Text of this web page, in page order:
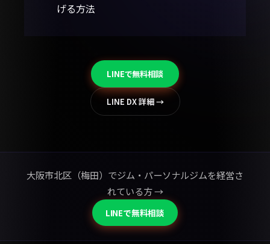
げる方法
LINEで無料相談
LINE DX 詳細 →
大阪市北区（梅田）でジム・パーソナルジムを経営さ
れている方 →
LINEで無料相談